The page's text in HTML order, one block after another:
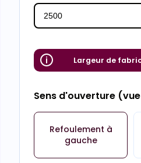
Largeur de
Sens d'ouverture
Refoulement à
gauche